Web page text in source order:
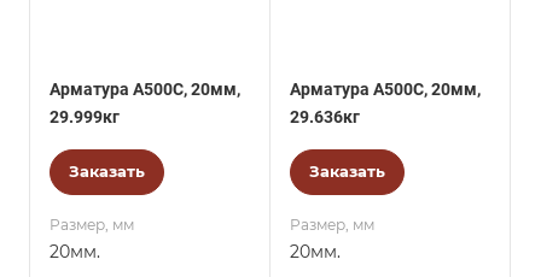
Арматура А500С, 20мм,
29.999кг
Заказать
Размер, мм
20мм.
Арматура А500С, 20мм,
29.636кг
Заказать
Размер, мм
20мм.